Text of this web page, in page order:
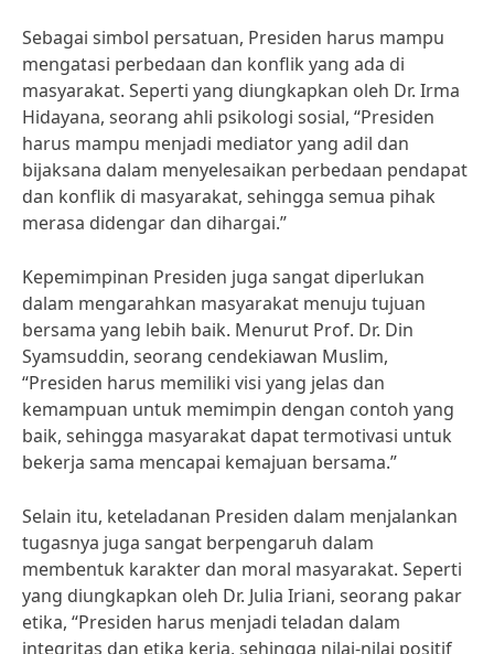
Sebagai simbol persatuan, Presiden harus mampu
mengatasi perbedaan dan konflik yang ada di
masyarakat. Seperti yang diungkapkan oleh Dr. Irma
Hidayana, seorang ahli psikologi sosial, “Presiden
harus mampu menjadi mediator yang adil dan
bijaksana dalam menyelesaikan perbedaan pendapat
dan konflik di masyarakat, sehingga semua pihak
merasa didengar dan dihargai.”
Kepemimpinan Presiden juga sangat diperlukan
dalam mengarahkan masyarakat menuju tujuan
bersama yang lebih baik. Menurut Prof. Dr. Din
Syamsuddin, seorang cendekiawan Muslim,
“Presiden harus memiliki visi yang jelas dan
kemampuan untuk memimpin dengan contoh yang
baik, sehingga masyarakat dapat termotivasi untuk
bekerja sama mencapai kemajuan bersama.”
Selain itu, keteladanan Presiden dalam menjalankan
tugasnya juga sangat berpengaruh dalam
membentuk karakter dan moral masyarakat. Seperti
yang diungkapkan oleh Dr. Julia Iriani, seorang pakar
etika, “Presiden harus menjadi teladan dalam
integritas dan etika kerja, sehingga nilai-nilai positif